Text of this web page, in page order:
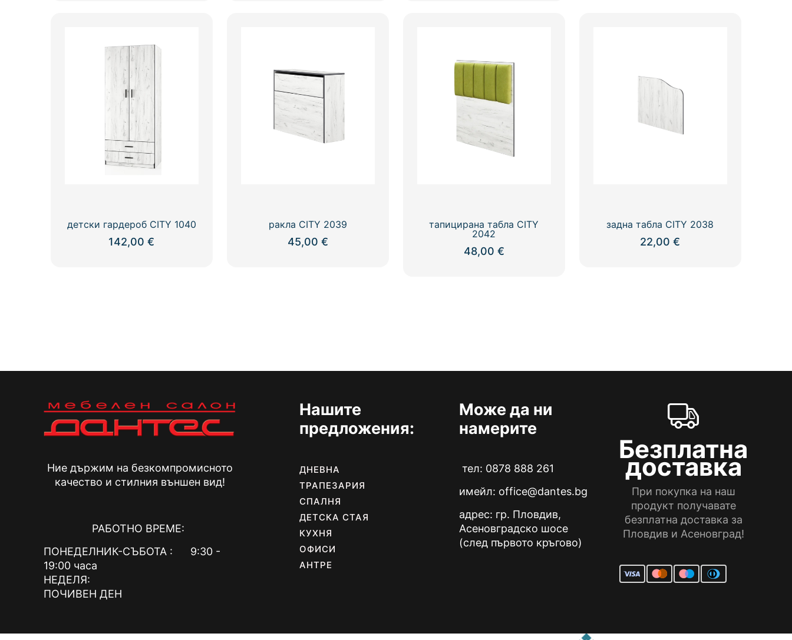
детски гардероб CITY 1040
142,00€
ракла CITY 2039
45,00 €
тапицирана табла CITY
2042
48,00 €
задна табла CITY 2038
22,00€
Ние държим на безкомпромисното
качество и стилния външен вид!
РАБОТНО ВРЕМЕ:
ПОНЕДЕЛНИК-СЪБОТА : 9:30 -
19:00 часа
НЕДЕЛЯ:
ПОЧИВЕН ДЕН
Нашите
предложения:
ДНЕВНА
ТРАПЕЗАРИЯ
СПАЛНЯ
ДЕТСКА СТАЯ
КУХНЯ
ОФИСИ
АНТРЕ
Може да ни
намерите
тел: 0878 888 261
имейл: office@dantes.bg
адрес: гр. Пловдив,
Асеновградско шосе
(след първото кръгово)
Безплатна
доставка
При покупка на наш
продукт получавате
безплатна доставка за
Пловдив и Асеновград!